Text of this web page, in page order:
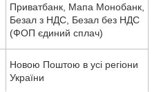
Приватбанк, Мапа Монобанк,
Безал з НДС, Безал без НДС
(ФОП єдиний сплач)
Новою Поштою в усі регіони
України